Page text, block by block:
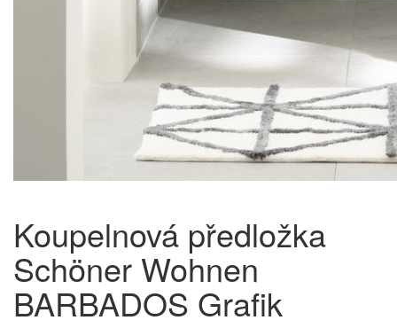
Koupelnová předložka
Schöner Wohnen
BARBADOS Grafik